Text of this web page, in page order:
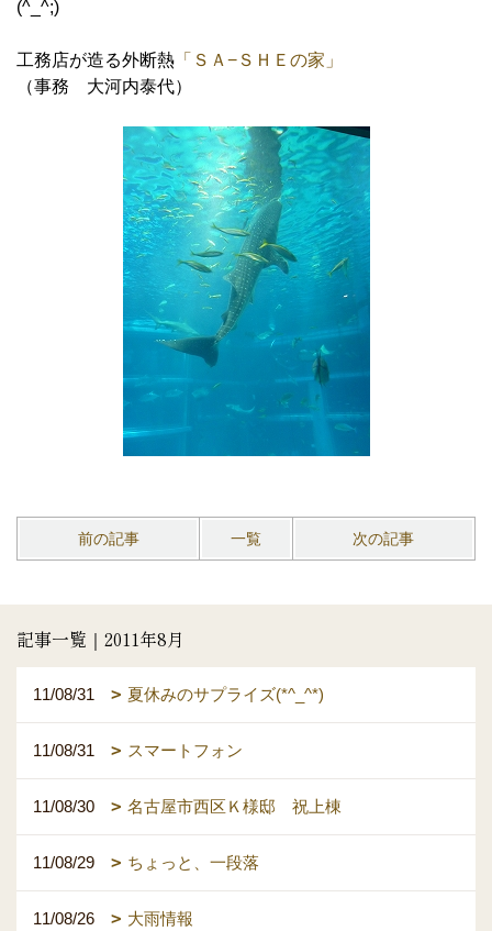
(^_^;)
工務店が造る外断熱 「ＳＡ−ＳＨＥの家」
（事務 大河内泰代）
前の記事 一覧 次の記事
記事一覧｜2011年8月
11/08/31 夏休みのサプライズ(*^_^*)
11/08/31 スマートフォン
11/08/30 名古屋市西区Ｋ様邸 祝上棟
11/08/29 ちょっと、一段落
11/08/26 大雨情報